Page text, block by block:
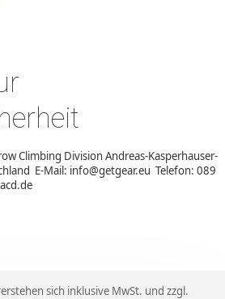
Climbing Division Andreas-Kasperhauser-
E-Mail: info@getgear.eu Telefon: 089
sich inklusive MwSt. und zzgl.